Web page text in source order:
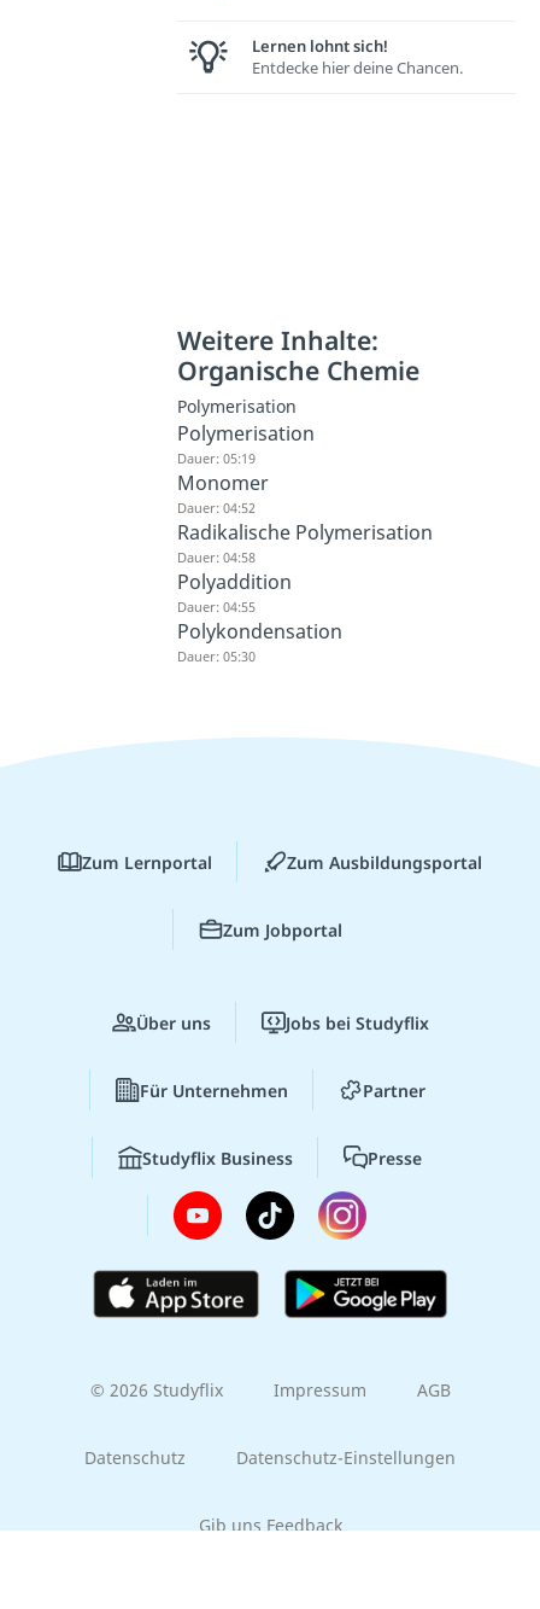
Lernen lohnt sich!
Entdecke hier deine Chancen.
Weitere Inhalte:
Organische Chemie
Polymerisation
Polymerisation
Dauer: 05:19
Monomer
Dauer: 04:52
Radikalische Polymerisation
Dauer: 04:58
Polyaddition
Dauer: 04:55
Polykondensation
Dauer: 05:30
Zum Lernportal Zum Ausbildungsportal
Zum Jobportal
Über uns Jobs bei Studyflix
Für Unternehmen Partner
Studyflix Business Presse
© 2026 Studyflix Impressum AGB
Datenschutz Datenschutz-Einstellungen
Gib uns Feedback